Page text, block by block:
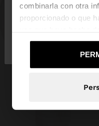
combinarla con otra
proporcionado o que